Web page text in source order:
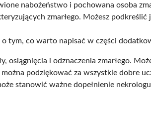
nabożeństwo i pochowana osoba
zmarłego. Możesz
tym, co warto napisać w części
i odznaczenia zmarłego.
podziękować za wszystkie dobre
stanowić ważne dopełnienie